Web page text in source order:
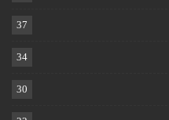
37
34
30